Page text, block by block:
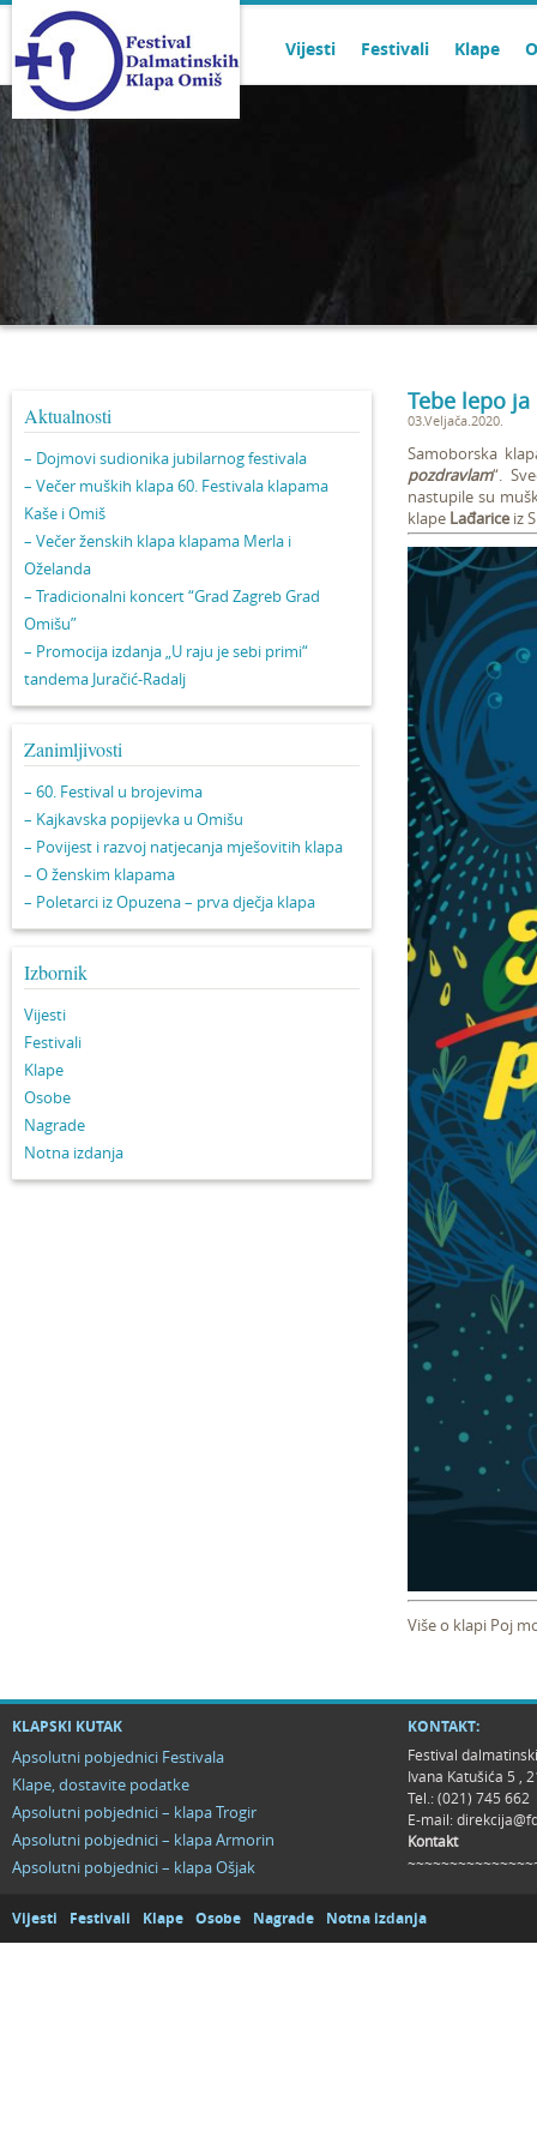
Vijesti Festivali Klape
Aktualnosti
– Dojmovi sudionika jubilarnog festivala
– Večer muških klapa 60. Festivala klapama
Kaše i Omiš
– Večer ženskih klapa klapama Merla i
Oželanda
– Tradicionalni koncert “Grad Zagreb Grad
Omišu”
– Promocija izdanja „U raju je sebi primi“
tandema Juračić-Radalj
Zanimljivosti
– 60. Festival u brojevima
– Kajkavska popijevka u Omišu
– Povijest i razvoj natjecanja mješovitih klapa
– O ženskim klapama
– Poletarci iz Opuzena – prva dječja klapa
Izbornik
Vijesti
Festivali
Klape
Osobe
Nagrade
Notna izdanja
Tebe lepo
03.Veljača.2020.
Samoborska
pozdravlam“.
nastupile su
klape Lađarice iz
Više o klapi Poj
KLAPSKI KUTAK
Apsolutni pobjednici Festivala
Klape, dostavite podatke
Apsolutni pobjednici – klapa Trogir
Apsolutni pobjednici – klapa Armorin
Apsolutni pobjednici – klapa Ošjak
KONTAKT:
Festival
Ivana Katušića 5 ,
Tel.: (021) 745 662
E-mail:
Kontakt
Vijesti Festivali Klape Osobe Nagrade Notna izdanja